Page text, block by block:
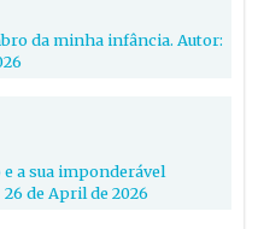
da minha infância. Autor:
a sua imponderável
26 de April de 2026